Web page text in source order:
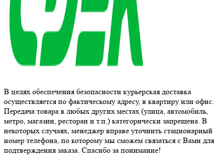
В целях обеспечения безопасности курьерская доставка
осуществляется по фактическому адресу, в квартиру или офис.
Передача товара в любых других местах (улица, автомобиль,
метро, магазин, ресторан и т.п.) категорически запрещена. В
некоторых случаях, менеджер вправе уточнить стационарный
номер телефона, по которому мы сможем связаться с Вами для
подтверждения заказа. Спасибо за понимание!